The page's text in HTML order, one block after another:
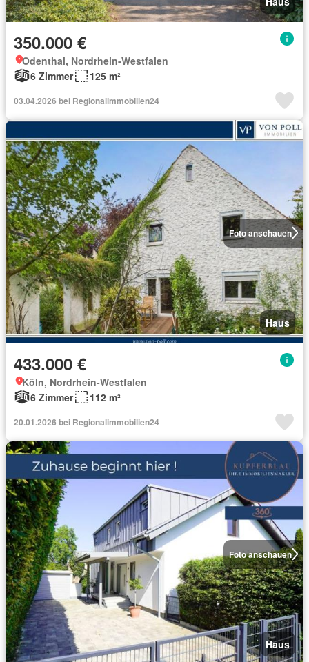
350.000 €
Odenthal, Nordrhein-Westfalen
6 Zimmer
125 m²
03.04.2026 bei Regionalimmobilien24
Foto anschauen
Haus
433.000 €
Köln, Nordrhein-Westfalen
6 Zimmer
112 m²
20.01.2026 bei Regionalimmobilien24
Foto anschauen
Haus